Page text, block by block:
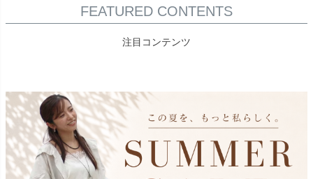
FEATURED CONTENTS
注目コンテンツ